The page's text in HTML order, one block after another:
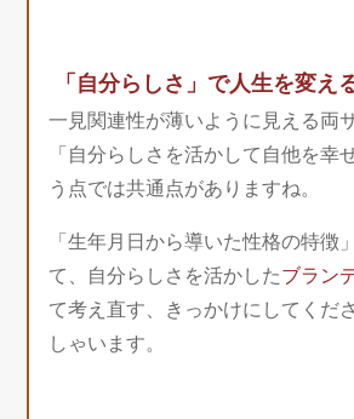
「自分らしさ」で人生を変え
一見関連性が薄いように見える両
「自分らしさを活かして自他を幸
う点では共通点がありますね。
「生年月日から導いた性格の特徴
て、自分らしさを活かしたブラン
て考え直す、きっかけにしてくだ
しゃいます。